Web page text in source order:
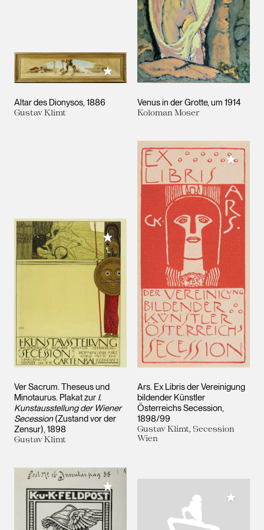
Altar des Dionysos 1886
Gustav Klimt
Meiner Sammlung hinzufügen
Venus in der Grotte um 1914
Koloman Moser
Ver Sacrum. Theseus und
Minotaurus. Plakat zur I.
Kunstausstellung der Wiener
Secession(Zustand vor der
Zensur) 1898
Gustav Klimt
Meiner Sammlung hinzufügen
Ars. Ex Libris der Vereinigung
bildender Künstler
Österreichs Secession
1898/99
Gustav Klimt, Secession
Wien
Meiner
Meiner Sammlung hinzufügen
Meiner